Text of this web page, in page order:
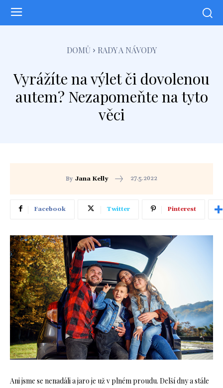
DOMŮ RADY A NÁVODY
Vyrážíte na výlet či dovolenou
autem? Nezapomeňte na tyto
věci
By Jana Kelly 27.5.2022
Facebook Twitter Pinterest
Ani jsme se nenadáli a jaro je už v plném proudu. Delší dny a stále